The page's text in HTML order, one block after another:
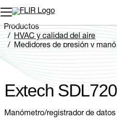
Productos
HVAC y calidad del aire
Medidores de presión y manómetros
Extech SDL720
Extech SDL720
Manómetro/registrador de